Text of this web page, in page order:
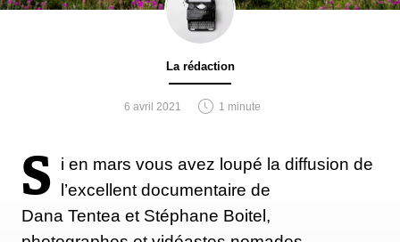
La rédaction
6 avril 2021 1 minute
S i en mars vous avez loupé la diffusion de
l’excellent documentaire de
Dana Tentea et Stéphane Boitel,